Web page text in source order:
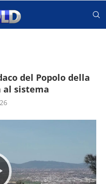
del Popolo della
al sistema